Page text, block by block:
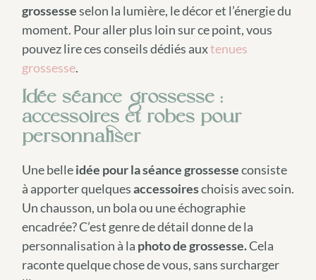
grossesseselon la lumière, le décor et l’énergie du
moment. Pour aller plus loin sur ce point, vous
pouvez lire ces conseils dédiés auxtenues
grossesse.
Idée séance grossesse :
accessoires et robes pour
personnaliser
Une belleidée pour la séance grossesseconsiste
à apporter quelquesaccessoireschoisis avec soin.
Un chausson, un bola ou une échographie
encadrée? C’est genre de détail donne de la
personnalisation à la photo de grossesse.Cela
raconte quelque chose de vous, sans surcharger